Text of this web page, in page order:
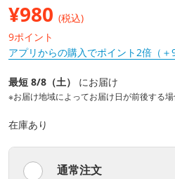
¥980 (税込)
9ポイント
アプリからの購入でポイント2倍（＋
最短 8/8（土） にお届け
※お届け地域によってお届け日が前後する場
在庫あり
通常注文